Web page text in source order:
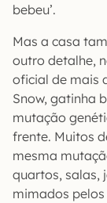
bebeu’.
Mas a casa
outro detalhe,
oficial de mais
Snow, gatinha
mutação
frente. Muitos
mesma
quartos, salas,
mimados pelos